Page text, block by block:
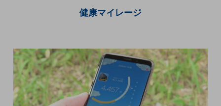
地域の取り組み
地域社会を支える皆さまと地域課題の解決や
地域経済のさらなる活性化に取り組みます
自治体・地域社会との共創
LGPF(Local Government Platform)
健康マイレージ